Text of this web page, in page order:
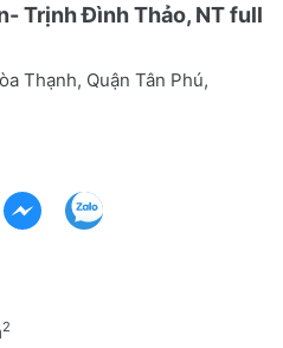
Trịnh Đình Thảo, NT full
Thạnh, Quận Tân Phú,
2